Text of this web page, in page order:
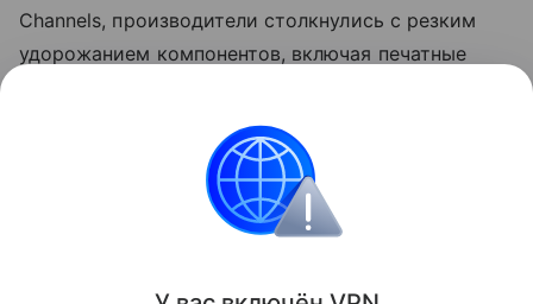
Channels, производители столкнулись с резким
удорожанием компонентов, включая печатные
На ситуацию также влияет снижение спроса
на новые ПК, из-за чего компаниям приходится
компенсировать рост издержек повышением
Поделиться